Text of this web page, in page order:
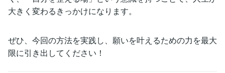
大きく変わるきっかけになります。
ぜひ、今回の方法を実践し、願いを叶えるための力を最大
限に引き出してください！